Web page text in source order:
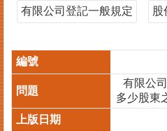
料
查
案
進
度
查
有限公司登記一般規定
有限公
多少股東